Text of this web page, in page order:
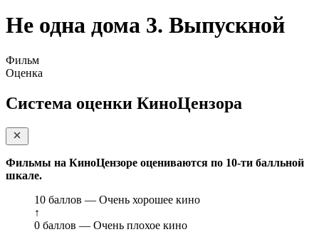
Не одна дома 3. Выпускной
Фильм
Оценка
Система оценки КиноЦензора
Фильмы на КиноЦензоре оцениваются по 10-ти балльной
шкале.
10 баллов — Очень хорошее кино
↑
0 баллов — Очень плохое кино